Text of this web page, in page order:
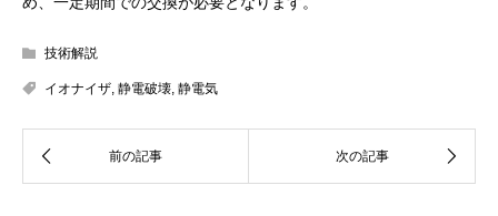
技術解説
イオナイザ, 静電破壊, 静電気